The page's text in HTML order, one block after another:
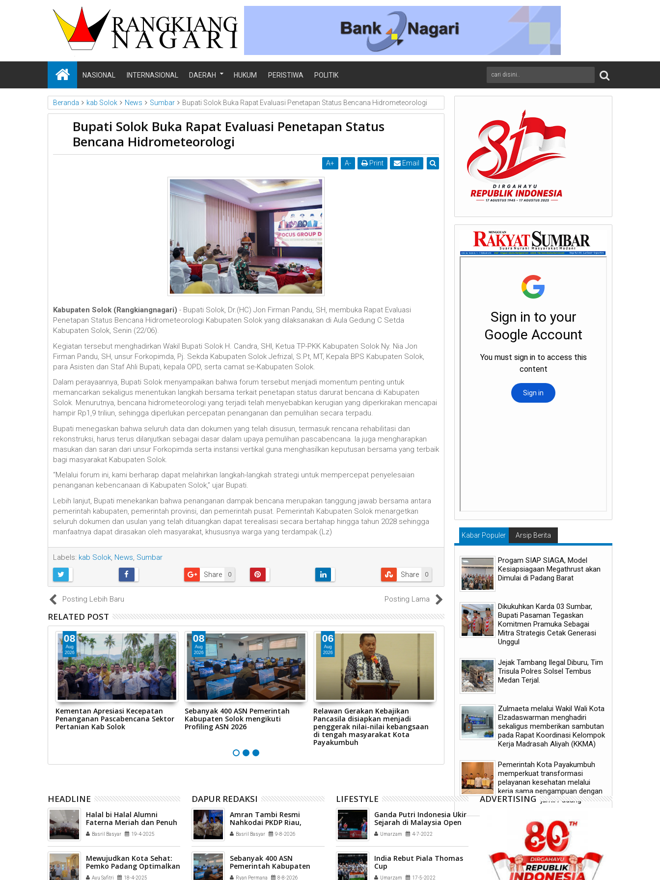
NASIONAL INTERNASIONAL DAERAH HUKUM PERISTIWA POLITIK
Beranda kab Solok News Sumbar Bupati Solok Buka Rapat Evaluasi Penetapan Status Bencana Hidrometeorologi
Bupati Solok Buka Rapat Evaluasi Penetapan Status
Bencana Hidrometeorologi
A+ A- Print Email
Kabupaten Solok (Rangkiangnagari) - Bupati Solok, Dr.(HC) Jon Firman Pandu, SH, membuka Rapat Evaluasi
Penetapan Status Bencana Hidrometeorologi Kabupaten Solok yang dilaksanakan di Aula Gedung C Setda
Kabupaten Solok, Senin (22/06).
Kegiatan tersebut menghadirkan Wakil Bupati Solok H. Candra, SHI, Ketua TP-PKK Kabupaten Solok Ny. Nia Jon
Firman Pandu, SH, unsur Forkopimda, Pj. Sekda Kabupaten Solok Jefrizal, S.Pt, MT, Kepala BPS Kabupaten Solok,
para Asisten dan Staf Ahli Bupati, kepala OPD, serta camat se-Kabupaten Solok.
‎Dalam perayaannya, Bupati Solok menyampaikan bahwa forum tersebut menjadi momentum penting untuk
memancarkan sekaligus menentukan langkah bersama terkait penetapan status darurat bencana di Kabupaten
Solok. Menurutnya, bencana hidrometeorologi yang terjadi telah menyebabkan kerugian yang diperkirakan mencapai
hampir Rp1,9 triliun, sehingga diperlukan percepatan penanganan dan pemulihan secara terpadu.
‎Bupati menegaskan bahwa seluruh data dan dokumen yang telah disusun, termasuk rencana rehabilitasi dan
rekonstruksi, harus terus dilanjutkan sebagai dasar dalam upaya pemulihan pascabencana. Ia juga mengharapkan
masukan dan saran dari unsur Forkopimda serta instansi vertikal guna menghasilkan keputusan bersama yang terbaik
bagi masyarakat Kabupaten Solok.
‎“Melalui forum ini, kami berharap dapat melahirkan langkah-langkah strategi untuk mempercepat penyelesaian
penanganan kebencanaan di Kabupaten Solok,” ujar Bupati.
‎Lebih lanjut, Bupati menekankan bahwa penanganan dampak bencana merupakan tanggung jawab bersama antara
pemerintah kabupaten, pemerintah provinsi, dan pemerintah pusat. Pemerintah Kabupaten Solok menargetkan
seluruh dokumen dan usulan yang telah dituangkan dapat terealisasi secara bertahap hingga tahun 2028 sehingga
manfaatnya dapat dirasakan oleh masyarakat, khususnya warga yang terdampak.(Lz)
Labels: kab Solok, News, Sumbar
0
Share 0
Share
Posting Lebih Baru Posting Lama
RELATED POST
08
Aug
2026
Kementan Apresiasi Kecepatan
Penanganan Pascabencana Sektor
Pertanian Kab Solok
08
Aug
2026
Sebanyak 400 ASN Pemerintah
Kabupaten Solok mengikuti
Profiling ASN 2026
06
Aug
2026
Relawan Gerakan Kebajikan
Pancasila disiapkan menjadi
penggerak nilai-nilai kebangsaan
di tengah masyarakat Kota
Payakumbuh
06
Pemerintah Kota Payakumbuh
meluncurkan inovasi GEMPITA
BERSAMA
06
Pemerintah Kota
mendukung
Human Papillomavirus
aparatur sipil negara
masyarakat
Kabar Populer Arsip Berita
Progam SIAP SIAGA, Model
Kesiapsiagaan Megathrust akan
Dimulai di Padang Barat
Dikukuhkan Karda 03 Sumbar,
Bupati Pasaman Tegaskan
Komitmen Pramuka Sebagai
Mitra Strategis Cetak Generasi
Unggul
Jejak Tambang Ilegal Diburu, Tim
Trisula Polres Solsel Tembus
Medan Terjal.
Zulmaeta melalui Wakil Wali Kota
Elzadaswarman menghadiri
sekaligus memberikan sambutan
pada Rapat Koordinasi Kelompok
Kerja Madrasah Aliyah (KKMA)
Pemerintah Kota Payakumbuh
memperkuat transformasi
pelayanan kesehatan melalui
kerja sama pengampuan dengan
RSUP dr. M. Djamil Padang
HEADLINE
Halal bi Halal Alumni
Faterna Meriah dan Penuh
Keakraban
Basril Basyar 19-4-2025
Mewujudkan Kota Sehat:
Pemko Padang Optimalkan
Penerapan Kawasan Tanpa
Ayu Safitri 18-4-2025
DAPUR REDAKSI
Amran Tambi Resmi
Nahkodai PKDP Riau,
Berikut Pengurus Lengkap
2026-2031
Basril Basyar 9-8-2026
Sebanyak 400 ASN
Pemerintah Kabupaten
Solok mengikuti Profiling
Ryan Permana 8-8-2026
LIFESTYLE
Ganda Putri Indonesia Ukir
Sejarah di Malaysia Open
2022Umarzam 4-7-2022
India Rebut Piala Thomas
Cup
Umarzam 17-5-2022
ADVERTISING